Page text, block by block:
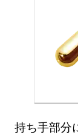
持ち手部分